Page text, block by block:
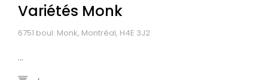
Variétés Monk
6751 boul. Monk, Montréal, H4E 3J2
...